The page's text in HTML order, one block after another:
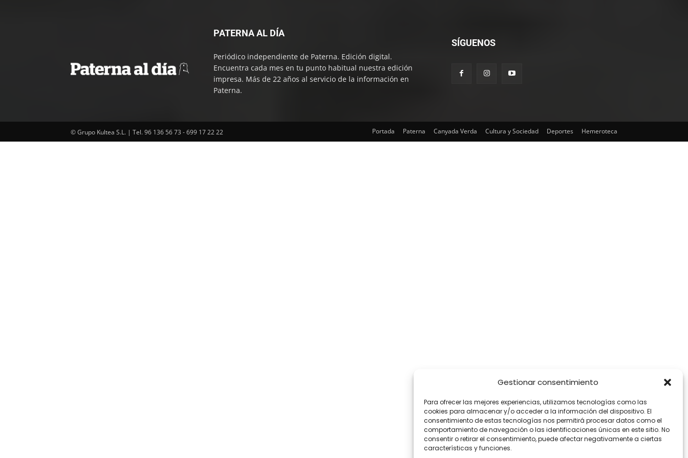
Gestionar consentimiento
Para ofrecer las mejores experiencias, utilizamos tecnologías como las
cookies para almacenar y/o acceder a la información del dispositivo. El
consentimiento de estas tecnologías nos permitirá procesar datos como el
comportamiento de navegación o las identificaciones únicas en este sitio. No
consentir o retirar el consentimiento, puede afectar negativamente a ciertas
características y funciones.
PATERNA AL DÍA
Periódico independiente de Paterna. Edición digital.
Encuentra cada mes en tu punto habitual nuestra edición
impresa. Más de 22 años al servicio de la información en
Paterna.
SÍGUENOS
© Grupo Kultea S.L. | Tel. 96 136 56 73 - 699 17 22 22 Portada Paterna Canyada Verda Cultura y Sociedad Deportes Hemeroteca